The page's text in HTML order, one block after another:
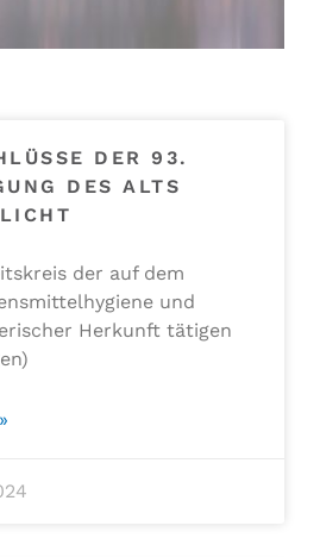
DER 93.
DES ALTS
der auf dem
und
Herkunft tätigen